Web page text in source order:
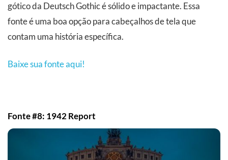
gótico da Deutsch Gothic é sólido e impactante. Essa
fonte é uma boa opção para cabeçalhos de tela que
contam uma história específica.
Baixe sua fonte aqui!
Fonte #8: 1942 Report